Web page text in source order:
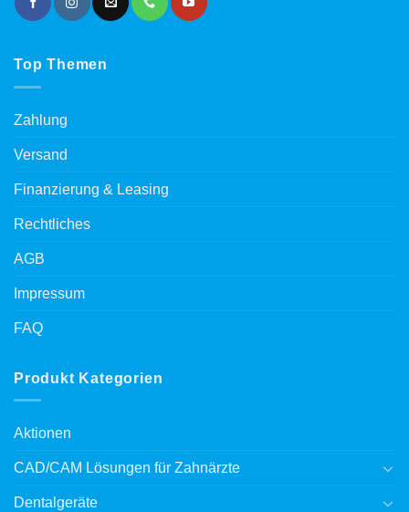
Top Themen
Zahlung
Versand
Finanzierung & Leasing
Rechtliches
AGB
Impressum
FAQ
Produkt Kategorien
Aktionen
CAD/CAM Lösungen für Zahnärzte
Dentalgeräte